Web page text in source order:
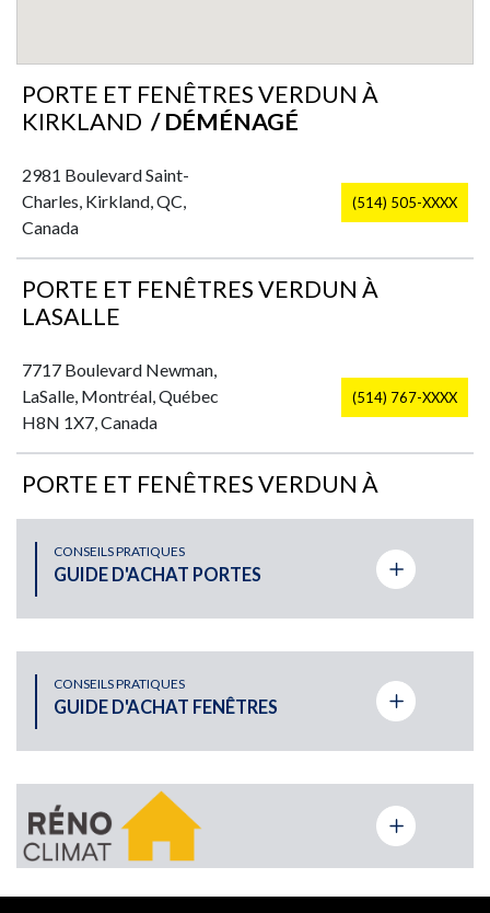
PORTE ET FENÊTRES VERDUN À
KIRKLAND / DÉMÉNAGÉ
2981 Boulevard Saint-
Charles, Kirkland, QC,
Canada
(514) 505-XXXX
PORTE ET FENÊTRES VERDUN À
LASALLE
7717 Boulevard Newman,
LaSalle, Montréal, Québec
H8N 1X7, Canada
(514) 767-XXXX
PORTE ET FENÊTRES VERDUN À
PLATEAU-MONT-ROYAL
2725 Rue Rachel Est,
(514) 524-XXXX
PORTE ET FENÊTRES VERDUN À ST-
LÉONARD
9365 rue De Meaux St-
(514) 940-XXXX
PORTE ET FENÊTRES VERDUN À LAVAL
1963 Boulevard des
Laurentides, Laval, QC,
(450) 934-XXXX
CONSEILS PRATIQUES
GUIDE D'ACHAT PORTES
CONSEILS PRATIQUES
GUIDE D'ACHAT FENÊTRES